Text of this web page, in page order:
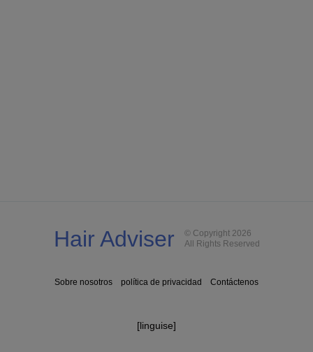
Hair Adviser
© Copyright 2026
All Rights Reserved
Sobre nosotros política de privacidad Contáctenos
[linguise]